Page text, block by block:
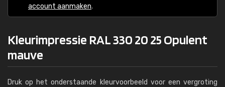
account aanmaken.
Kleurimpressie RAL 330 20 25 Opulent
mauve
Druk op het onderstaande kleurvoorbeeld voor een vergroting